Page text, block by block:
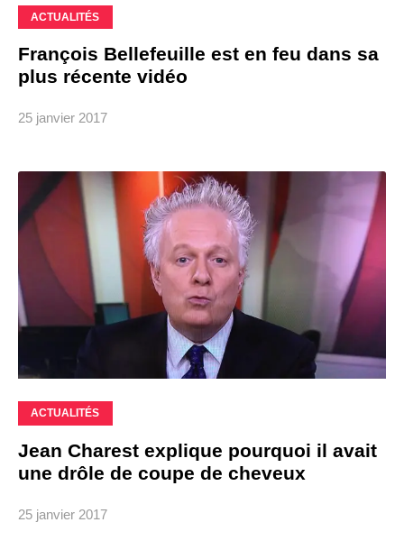
ACTUALITÉS
François Bellefeuille est en feu dans sa
plus récente vidéo
25 janvier 2017
ACTUALITÉS
Jean Charest explique pourquoi il avait
une drôle de coupe de cheveux
25 janvier 2017